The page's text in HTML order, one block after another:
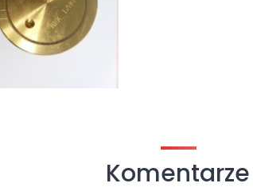
Komentarze